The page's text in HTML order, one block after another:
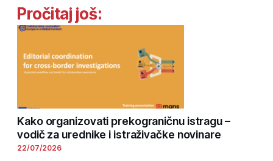
Pročitaj još:
Kako organizovati prekograničnu istragu –
vodič za urednike i istraživačke novinare
22/07/2026